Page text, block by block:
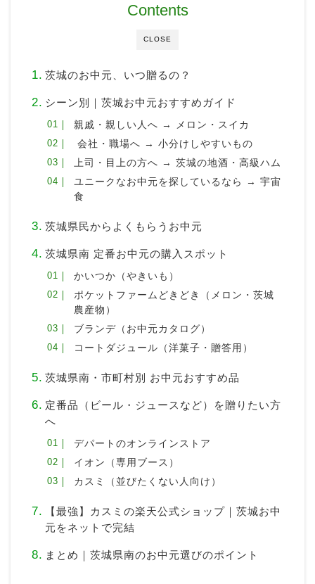
CLOSE
Contents
茨城のお中元、いつ贈るの？
シーン別｜茨城お中元おすすめガイド
親戚・親しい人へ → メロン・スイカ
会社・職場へ → 小分けしやすいもの
上司・目上の方へ → 茨城の地酒・高級ハム
ユニークなお中元を探しているなら → 宇宙
食
茨城県民からよくもらうお中元
茨城県南 定番お中元の購入スポット
かいつか（やきいも）
ポケットファームどきどき（メロン・茨城
農産物）
ブランデ（お中元カタログ）
コートダジュール（洋菓子・贈答用）
茨城県南・市町村別 お中元おすすめ品
定番品（ビール・ジュースなど）を贈りたい方
へ
デパートのオンラインストア
イオン（専用ブース）
カスミ（並びたくない人向け）
【最強】カスミの楽天公式ショップ｜茨城お中
元をネットで完結
まとめ｜茨城県南のお中元選びのポイント